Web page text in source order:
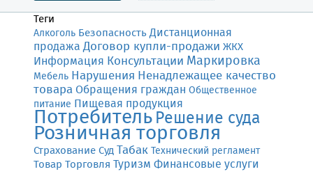
Теги
Алкоголь БезопасностьДистанционная
продажа Договор купли-продажи ЖКХ
Информация Консультации Маркировка
Мебель Нарушения Ненадлежащее качество
товара Обращения граждан Общественное
питание Пищевая продукция
ПотребительРешение суда
Розничная торговля
СтрахованиеСудТабакТехнический регламент
Товар Торговля Туризм Финансовые услуги